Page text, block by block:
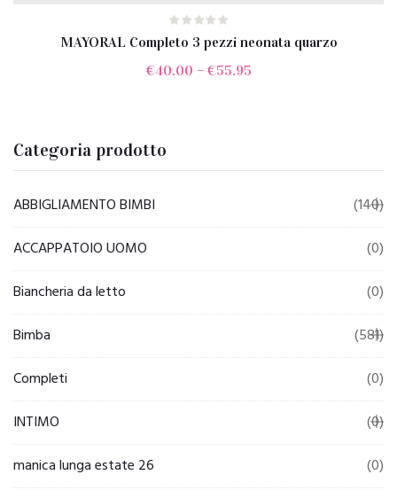
MAYORAL Completo 3 pezzi neonata quarzo
€40.00 – €55.95
Categoria prodotto
ABBIGLIAMENTO BIMBI
(140)
ACCAPPATOIO UOMO
(0)
Biancheria da letto
(0)
Bimba
(581)
Completi
(0)
INTIMO
(0)
manica lunga estate 26
(0)